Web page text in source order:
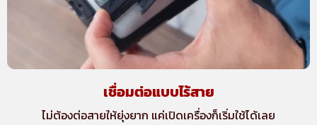
เชื่อมต่อแบบไร้สาย
ไม่ต้องต่อสายให้ยุ่งยาก แค่เปิดเครื่องก็เริ่มใช้ได้เลย